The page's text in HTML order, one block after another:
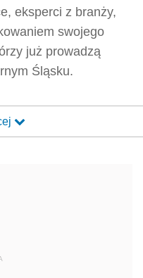
eksperci z branży,
swojego
już prowadzą
Śląsku.